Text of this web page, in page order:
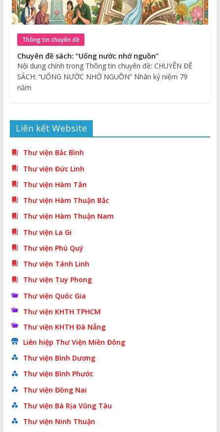
Thông tin chuyên đề
Chuyên đề sách: “Uống nước nhớ nguồn”
Nội dung chính trong Thông tin chuyên đề: CHUYÊN ĐỀ
SÁCH: “UỐNG NƯỚC NHỚ NGUỒN” Nhân kỷ niệm 79
năm
Liên kết Website
Thư viện Bắc Bình
Thư viện Đức Linh
Thư viện Hàm Tân
Thư viện Hàm Thuận Bắc
Thư viện Hàm Thuận Nam
Thư viện La Gi
Thư viện Phú Quý
Thư viện Tánh Linh
Thư viện Tuy Phong
Thư viện Quốc Gia
Thư viện KHTH TPHCM
Thư viện KHTH Đà Nẵng
Liên hiệp Thư Viện Miền Đông
Thư viện Bình Dương
Thư viện Bình Phước
Thư viện Đồng Nai
Thư viện Bà Rịa Vũng Tàu
Thư viện Ninh Thuận